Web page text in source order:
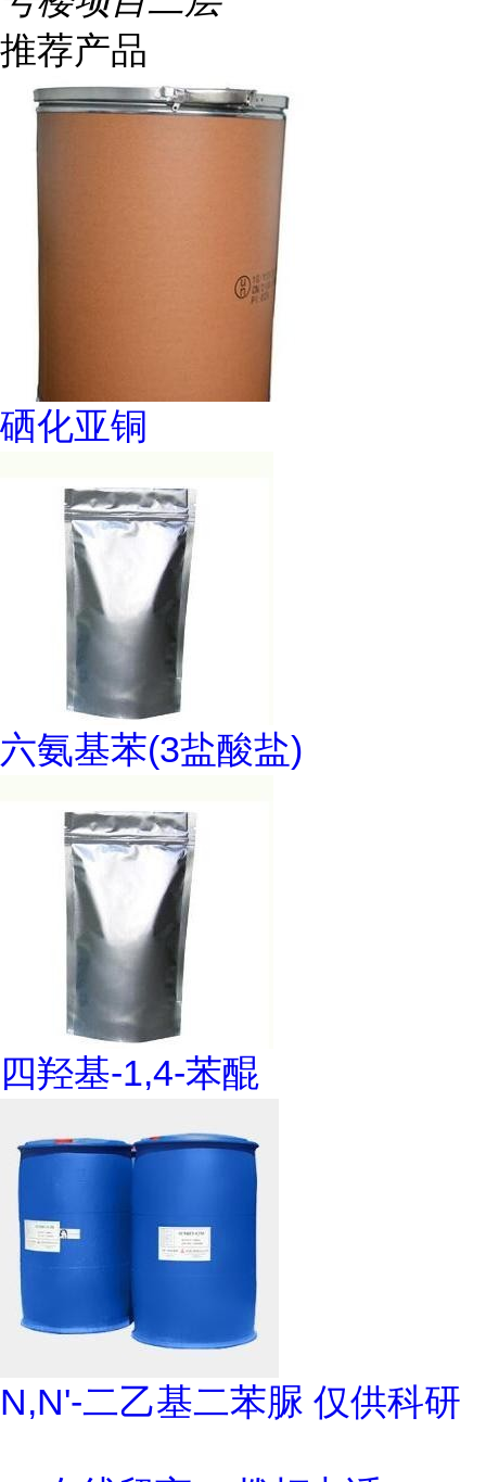
推荐产品
硒化亚铜
六氨基苯(3盐酸盐)
四羟基-1,4-苯醌
N,N'-二乙基二苯脲 仅供科研